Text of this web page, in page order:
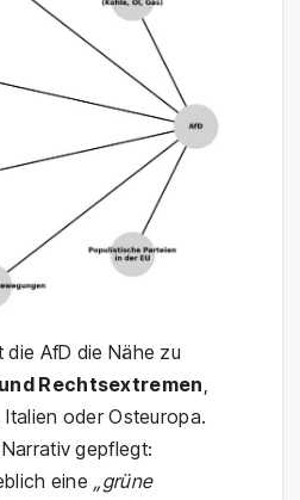
die AfD die Nähe zu
Rechtsextremen,
oder Osteuropa.
gepflegt:
eine „grüne